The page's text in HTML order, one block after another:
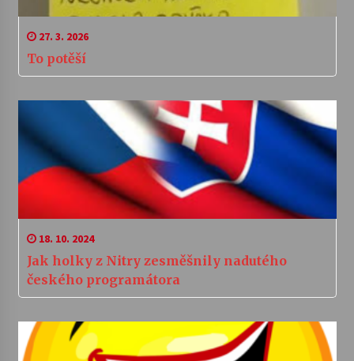
27. 3. 2026
To potěší
18. 10. 2024
Jak holky z Nitry zesměšnily nadutého
českého programátora